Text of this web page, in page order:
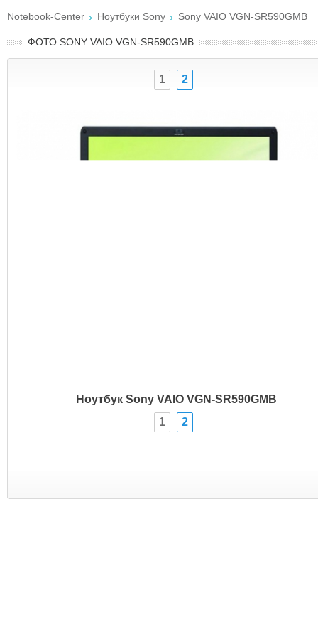
Notebook-Center Ноутбуки Sony Sony VAIO VGN-SR590GMB
ФОТО SONY VAIO VGN-SR590GMB
1 2
Ноутбук Sony VAIO VGN-SR590GMB
1
2